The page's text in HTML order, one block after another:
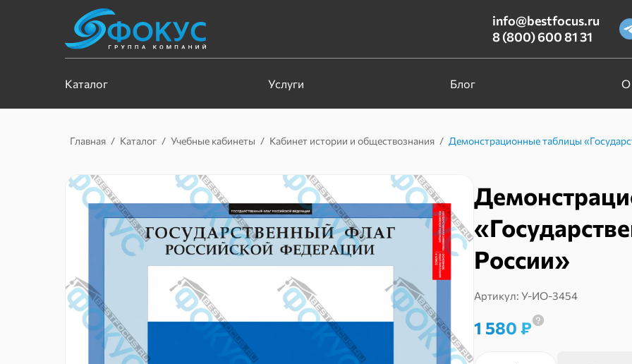
info@bestfocus.ru
8 (800) 600 81 31
Каталог Услуги Блог О
Главная / Каталог / Учебные кабинеты / Кабинет истории и обществознания / Демонстрационные таблицы
России»
Артикул: У-ИО-3454
1 580 ₽